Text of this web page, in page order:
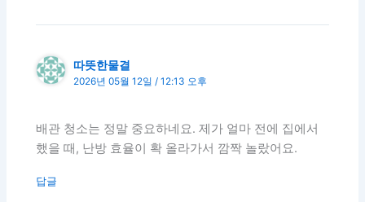
따뜻한물결
2026년 05월 12일 / 12:13 오후
배관 청소는 정말 중요하네요. 제가 얼마 전에 집에서
했을 때, 난방 효율이 확 올라가서 깜짝 놀랐어요.
답글